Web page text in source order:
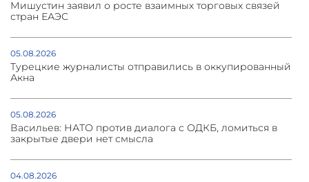
Мишустин заявил о росте взаимных торговых связей
стран ЕАЭС
05.08.2026
Турецкие журналисты отправились в оккупированный
Акна
05.08.2026
Васильев: НАТО против диалога с ОДКБ, ломиться в
закрытые двери нет смысла
04.08.2026